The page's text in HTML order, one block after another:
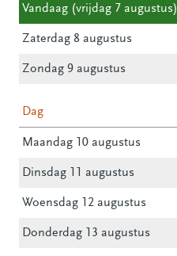
Vandaag (vrijdag 7 augustus)
Zaterdag 8 augustus
Zondag 9 augustus
Dag
Maandag 10 augustus
Dinsdag 11 augustus
Woensdag 12 augustus
Donderdag 13 augustus